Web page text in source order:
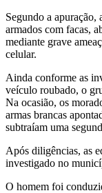
Segundo a apuração,
armados com facas,
mediante grave
celular.
Ainda conforme as
veículo roubado, o
Na ocasião, os
armas brancas
subtraíam uma
Após diligências, as
investigado no
O homem foi